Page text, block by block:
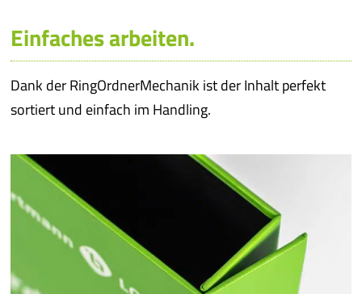
Einfaches arbeiten.
Dank der RingOrdnerMechanik ist der Inhalt perfekt
sortiert und einfach im Handling.